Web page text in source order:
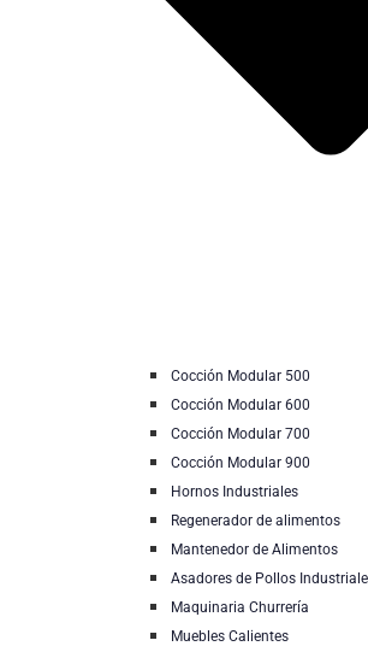
Cocción Modular 500
Cocción Modular 600
Cocción Modular 700
Cocción Modular 900
Hornos Industriales
Regenerador de alimentos
Mantenedor de Alimentos
Asadores de Pollos
Maquinaria Churrería
Muebles Calientes